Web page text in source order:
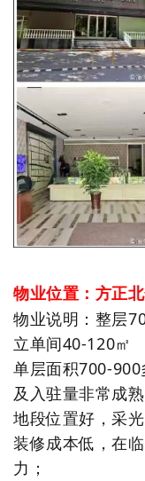
物业位置：方正
物业说明：整层
立单间40-120㎡
单层面积700-
及入驻量非常成熟
地段位置好，采
装修成本低，在
力；